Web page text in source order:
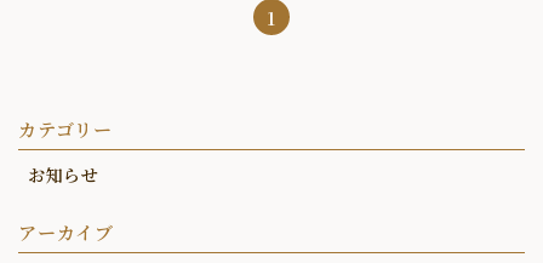
カテゴリー
お知らせ
アーカイブ
1